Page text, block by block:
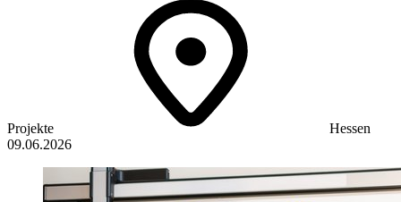
Projekte
Hessen
09.06.2026